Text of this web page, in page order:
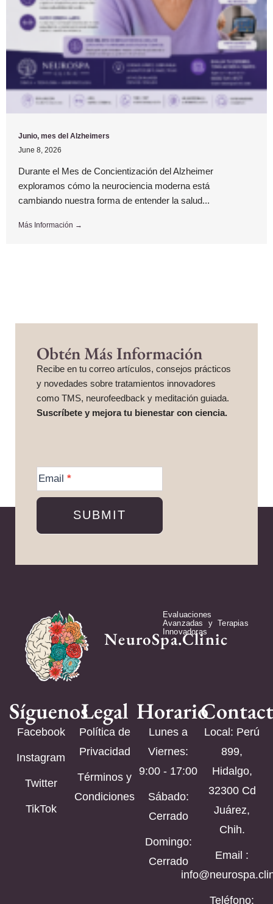
Junio, mes del Alzheimers
June 8, 2026
Durante el Mes de Concientización del Alzheimer
exploramos cómo la neurociencia moderna está
cambiando nuestra forma de entender la salud...
Más Información →
Obtén Más Información
Recibe en tu correo artículos, consejos prácticos
y novedades sobre tratamientos innovadores
como TMS, neurofeedback y meditación guiada.
Suscríbete y mejora tu bienestar con ciencia.
Information
Email *
SUBMIT
NeuroSpa.Clinic
Evaluaciones
Avanzadas y Terapias
Innovadoras
Síguenos
Facebook
Instagram
Twitter
TikTok
Legal
Política de
Privacidad
Términos y
Condiciones
Horario
Lunes a
Viernes:
9:00 - 17:00
Sábado:
Cerrado
Domingo:
Cerrado
Local: Perú
899,
Hidalgo,
32300 Cd
Juárez,
Chih.
Email :
Teléfono: